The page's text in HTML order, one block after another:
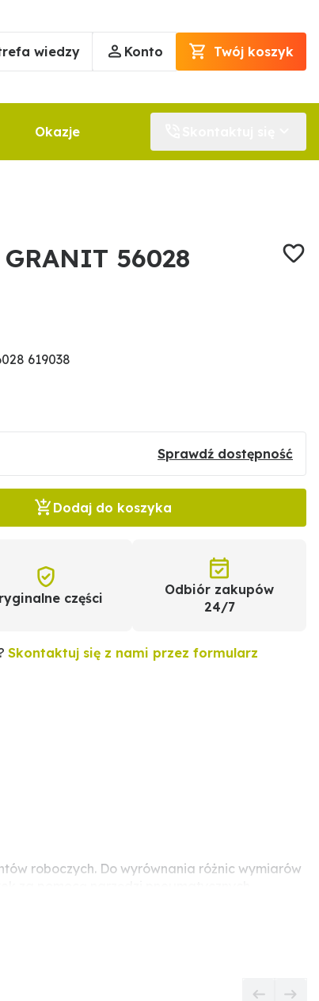
wiedzy Konto Twój koszyk
Okazje
56028
619038
Sprawdź dostępność
Dodaj do koszyka
części
Odbiór zakupów
24/7
Skontaktuj się z nami przez formularz
roboczych. Do wyrównania różnic wymiarów